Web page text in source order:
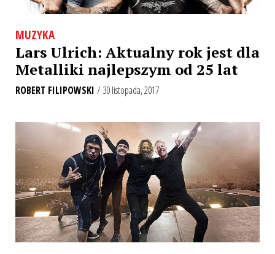
MUZYKA
Lars Ulrich: Aktualny rok jest dla
Metalliki najlepszym od 25 lat
ROBERT FILIPOWSKI / 30 listopada, 2017